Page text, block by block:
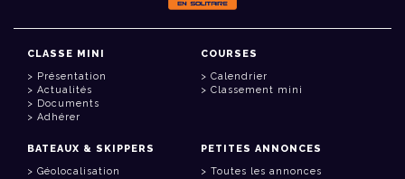
CLASSE MINI
Présentation
Actualités
Documents
Adhérer
COURSES
Calendrier
Classement mini
BATEAUX & SKIPPERS
Géolocalisation
PETITES ANNONCES
Toutes les annonces